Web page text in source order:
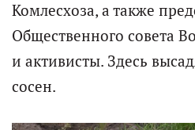
Комлесхоза, а также
Общественного совета
и активисты. Здесь
сосен.